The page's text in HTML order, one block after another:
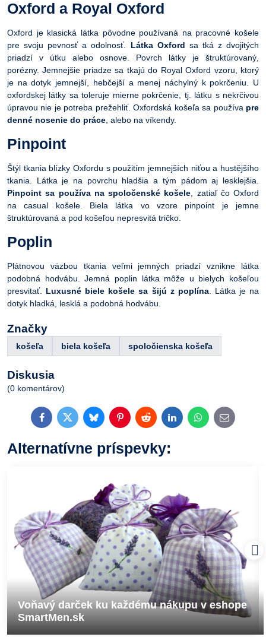
Oxford a Royal Oxford
Oxford je klasická látka pôvodne používaná na pracovné košele
pre svoju pevnosť a odolnosť. Látka Oxford sa tká z dvojitých
priadzí v útku alebo osnove. Povrch látky je štruktúrovaný,
porézny. Jemnejšie priadze sa tkajú do Royal Oxford vzoru, ktorý
je na dotyk jemnejší, hebčejší a menej náchylný k pokrčeniu. U
oxfordskej látky sa toleruje mierne pokrčenie, tj. látku s nekrčivou
úpravou nie je potreba prežehliť. Oxfordská košeľa sa používa pre
denné nosenie do práce , alebo na víkendy.
Pinpoint
Štýl tkania blízky Oxfordu s použitím jemnejších niťou a hustějšího
tkania. Látka je na povrchu hladšia a tým pádom aj lesklejšia.
Pinpoint sa používa na spoločenské košele , zatiaľ čo Oxford
na casual košele. Biela látka vo vzore pinpoint je jemne
štruktúrovaná a pod košeľou nepresvitá tričko.
Poplin
Plátnovou väzbou tkania veľmi jemných priadzí vznikne látka
podobná hodvábu. Jemná poplin látka môže u bielych košeľou
presvitať. Luxusné biele košele sa šijú z poplína. Látka je na
dotyk hladká, lesklá a podobná hodvábu.
Značky
košeľa biela košeľa spoločienska košeľa
Diskusia
(0 komentárov)
FacebookTwitterBlueskyPinterestRedditLinkedInWhatsApp
E-
mail
Alternatívne príspevky:
Voňavý darček ku každému nákupu v eshope
SmartMen.sk